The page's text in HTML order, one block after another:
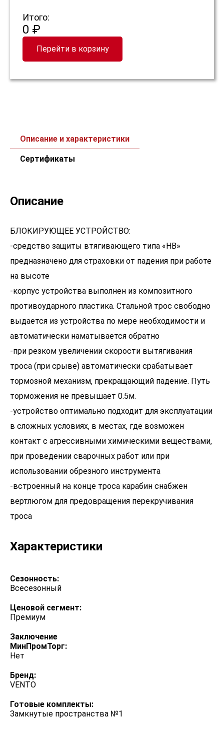
Итого:
0 ₽
Перейти в корзину
Описание и характеристики
Сертификаты
Описание
БЛОКИРУЮЩЕЕ УСТРОЙСТВО:
-средство защиты втягивающего типа «НВ»
предназначено для страховки от падения при работе
на высоте
-корпус устройства выполнен из композитного
противоударного пластика. Стальной трос свободно
выдается из устройства по мере необходимости и
автоматически наматывается обратно
-при резком увеличении скорости вытягивания
троса (при срыве) автоматически срабатывает
тормозной механизм, прекращающий падение. Путь
торможения не превышает 0.5м.
-устройство оптимально подходит для эксплуатации
в сложных условиях, в местах, где возможен
контакт с агрессивными химическими веществами,
при проведении сварочных работ или при
использовании обрезного инструмента
-встроенный на конце троса карабин снабжен
вертлюгом для предовращения перекручивания
троса
Характеристики
Сезонность:
Всесезонный
Ценовой сегмент:
Премиум
Заключение
МинПромТорг:
Нет
Бренд:
VENTO
Готовые комплекты:
Замкнутые пространства №1